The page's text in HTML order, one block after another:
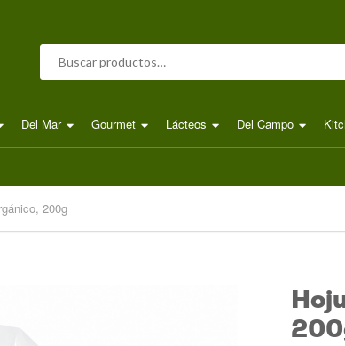
Buscar por:
Del Mar Gourmet Lácteos Del Campo
200g